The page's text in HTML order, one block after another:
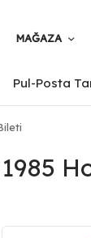
MAĞAZA
Pul-Posta
1985